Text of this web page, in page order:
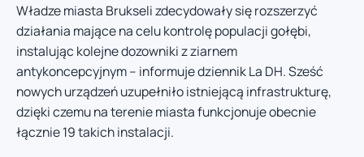
Władze miasta Brukseli zdecydowały się rozszerzyć
działania mające na celu kontrolę populacji gołębi,
instalując kolejne dozowniki z ziarnem
antykoncepcyjnym – informuje dziennik La DH. Sześć
nowych urządzeń uzupełniło istniejącą infrastrukturę,
dzięki czemu na terenie miasta funkcjonuje obecnie
łącznie 19 takich instalacji.